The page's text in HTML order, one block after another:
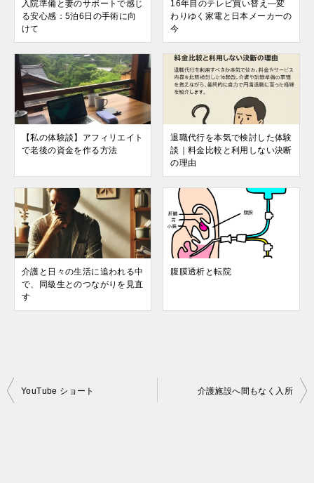
入院準備と妻のサポートで感じ
る安心感：5泊6日の手術に向
けて
16年目のテレビ買い替え—変
わりゆく家電と日本メーカーの
今
【私の体験談】アフィリエイト
で老後の資金を作る方法
退職代行を本気で検討した体験
談｜料金比較と利用しない決断
の理由
介護と日々の生活に追われる中
で、同級生とのつながりを見直
す
腹膜透析と転院
投
YouTube ショート 介護施設へ間もなく入所